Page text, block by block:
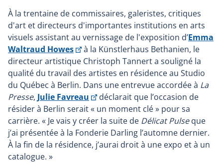
s'ouvrira
dans
une
nouvelle
fenêtre
À la trentaine de commissaires, galeristes, critiques
d'art et directeurs d'importantes institutions en arts
visuels assistant au vernissage de l'exposition d’Emma
Waltraud Howes
Ce
lien
s'ouvrira
dans
une
nouvelle
fenêtre
à la Künstlerhaus Bethanien, le
directeur artistique Christoph Tannert a souligné la
qualité du travail des artistes en résidence au Studio
du Québec à Berlin. Dans une entrevue accordée à La
Presse, Julie Favreau
Ce
lien
s'ouvrira
dans
une
déclarait que l’occasion de
résider à Berlin serait « un moment clé » pour sa
carrière. « Je vais y créer la suite de Délicat Pulseque
j’ai présentée à la Fonderie Darling l’automne dernier.
À la fin de la résidence, j’aurai droit à une expo et à un
catalogue. »